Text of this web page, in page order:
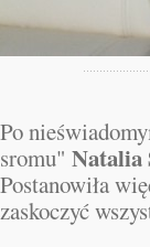
Po
sromu" Natalia
Postanowiła
zaskoczyć